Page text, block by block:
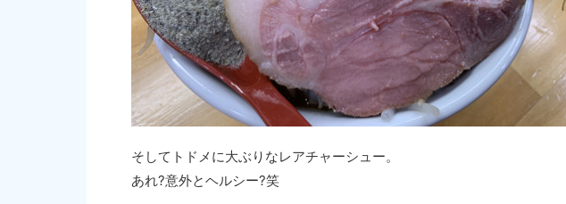
そしてトドメに大ぶりなレアチャーシュー。
あれ?意外とヘルシー?笑